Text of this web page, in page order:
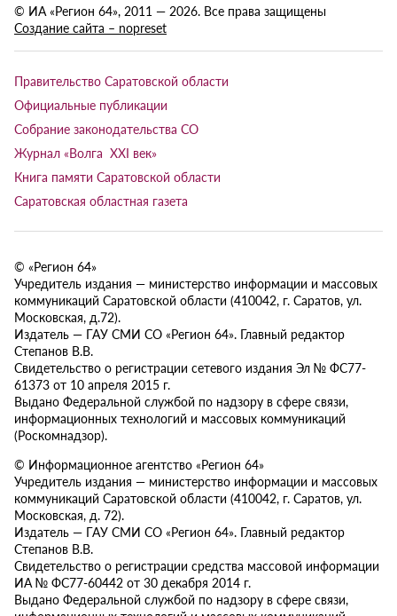
© ИА «Регион 64», 2011 — 2026. Все права защищены
Создание сайта – nopreset
Правительство Саратовской области
Официальные публикации
Собрание законодательства СО
Журнал «Волга XXI век»
Книга памяти Саратовской области
Саратовская областная газета
© «Регион 64»
Учредитель издания — министерство информации и массовых
коммуникаций Саратовской области (410042, г. Саратов, ул.
Московская, д.72).
Издатель — ГАУ СМИ СО «Регион 64». Главный редактор
Степанов В.В.
Свидетельство о регистрации сетевого издания Эл № ФС77-
61373 от 10 апреля 2015 г.
Выдано Федеральной службой по надзору в сфере связи,
информационных технологий и массовых коммуникаций
(Роскомнадзор).
© Информационное агентство «Регион 64»
Учредитель издания — министерство информации и массовых
коммуникаций Саратовской области (410042, г. Саратов, ул.
Московская, д. 72).
Издатель — ГАУ СМИ СО «Регион 64». Главный редактор
Степанов В.В.
Свидетельство о регистрации средства массовой информации
ИА № ФС77-60442 от 30 декабря 2014 г.
Выдано Федеральной службой по надзору в сфере связи,